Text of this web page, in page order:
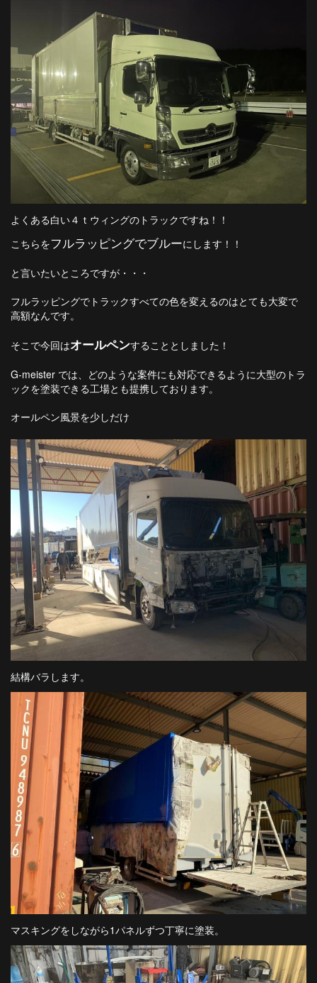
よくある白い４ｔウィングのトラックですね！！
こちらをフルラッピングでブルーにします！！
と言いたいところですが・・・
フルラッピングでトラックすべての色を変えるのはとても大変で
高額なんです。
そこで今回はオールペンすることとしました！
G-meister では、どのような案件にも対応できるように大型のトラ
ックを塗装できる工場とも提携しております。
オールペン風景を少しだけ
結構バラします。
マスキングをしながら1パネルずつ丁寧に塗装。